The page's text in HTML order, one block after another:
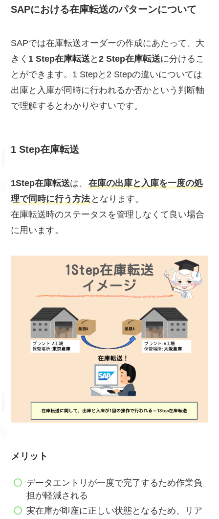
SAPにおける在庫転送のパターンについて
SAPでは在庫転送オーダーの作成にあたって、大
きく 1 Step在庫転送と2 Step在庫転送に分けるこ
とができます。1 Stepと2 Stepの違いについては
出庫と入庫が同時に行われるか否かという判断軸
で理解するとわかりやすいです。
1 Step在庫転送
1Step在庫転送は、 在庫の出庫と入庫を一度の処
理で同時に行う方法 となります。
在庫転送時のステータスを管理しなくて良い場合
に用います。
メリット
データエントリが一度で完了するため作業負
担が軽減される
実在庫が即座に正しい状態となるため、リア